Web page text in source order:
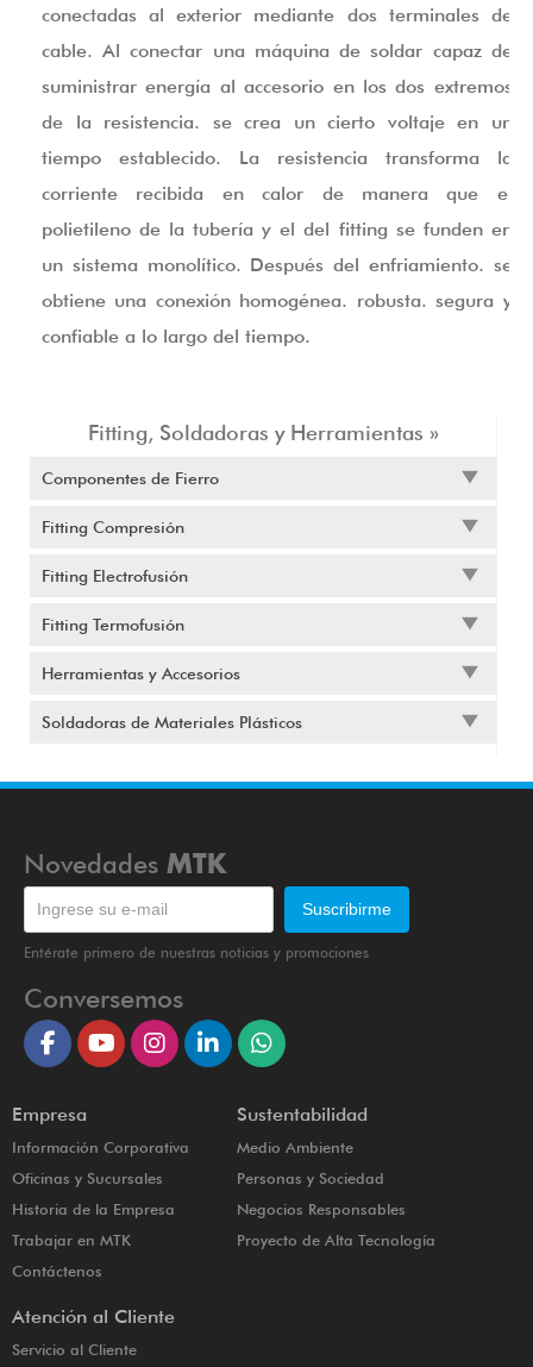
Fitting, Soldadoras y Herramientas »
Componentes de Fierro
Fitting Compresión
Fitting Electrofusión
Fitting Termofusión
Herramientas y Accesorios
Soldadoras de Materiales Plásticos
conectadas al exterior mediante dos terminales de
cable. Al conectar una máquina de soldar capaz de
suministrar energía al accesorio en los dos extremos
de la resistencia. se crea un cierto voltaje en un
tiempo establecido. La resistencia transforma la
corriente recibida en calor de manera que el
polietileno de la tubería y el del fitting se funden en
un sistema monolítico. Después del enfriamiento. se
obtiene una conexión homogénea. robusta. segura y
confiable a lo largo del tiempo.
Novedades MTK
Entérate primero de nuestras noticias y promociones
Conversemos
Empresa
Información Corporativa
Oficinas y Sucursales
Historia de la Empresa
Trabajar en MTK
Contáctenos
Sustentabilidad
Medio Ambiente
Personas y Sociedad
Negocios Responsables
Proyecto de Alta Tecnología
Atención al Cliente
Servicio al Cliente